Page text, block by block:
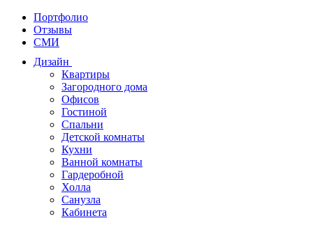
Портфолио
Отзывы
СМИ
Дизайн
Квартиры
Загородного дома
Офисов
Гостиной
Спальни
Детской комнаты
Кухни
Ванной комнаты
Гардеробной
Холла
Санузла
Кабинета